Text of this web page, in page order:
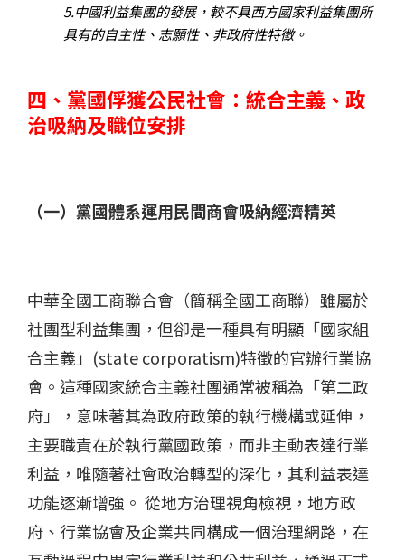
5.中國利益集團的發展，較不具西方國家利益集團所
具有的自主性、志願性、非政府性特徵。
四、黨國俘獲公民社會：統合主義、政
治吸納及職位安排
（一）黨國體系運用民間商會吸納經濟精英
中華全國工商聯合會（簡稱全國工商聯）雖屬於
社團型利益集團，但卻是一種具有明顯「國家組
合主義」(state corporatism)特徵的官辦行業協
會。這種國家統合主義社團通常被稱為「第二政
府」，意味著其為政府政策的執行機構或延伸，
主要職責在於執行黨國政策，而非主動表達行業
利益，唯隨著社會政治轉型的深化，其利益表達
功能逐漸增強。 從地方治理視角檢視，地方政
府、行業協會及企業共同構成一個治理網路，在